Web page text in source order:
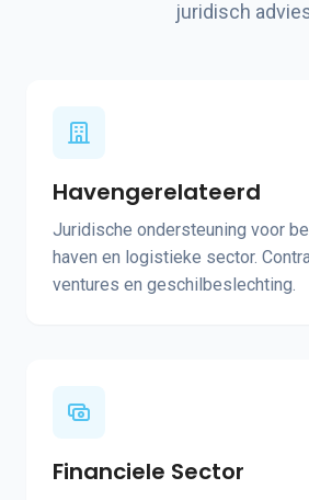
juridisch
Havengerelateerd
Juridische ondersteuning voor
haven en logistieke sector.
ventures en geschilbeslechting.
Financiele Sector